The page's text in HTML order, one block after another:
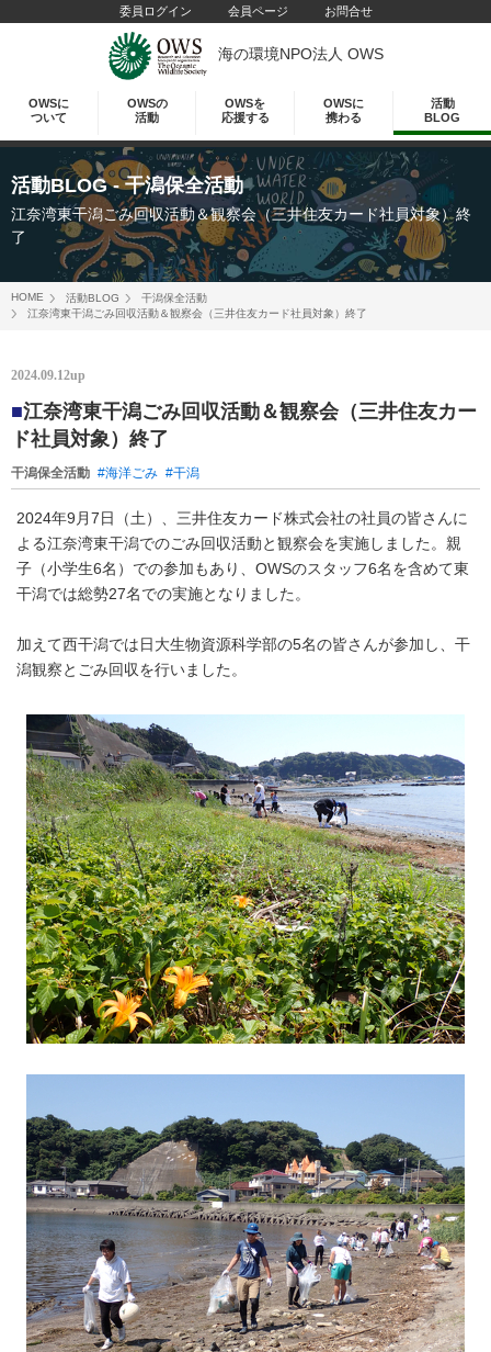
委員ログイン 会員ページ お問合せ
海の環境NPO法人 OWS
OWSに
ついて
OWSの
活動
OWSを
応援する
OWSに
携わる
活動
BLOG
活動BLOG- 干潟保全活動
江奈湾東干潟ごみ回収活動＆観察会（三井住友カード社員対象）終
了
HOME 活動BLOG
干潟保全活動
江奈湾東干潟ごみ回収活動＆観察会（三井住友カード社員対象）終了
2024.09.12up
■江奈湾東干潟ごみ回収活動＆観察会（三井住友カー
ド社員対象）終了
干潟保全活動 #海洋ごみ #干潟
2024年9月7日（土）、三井住友カード株式会社の社員の皆さんに
よる江奈湾東干潟でのごみ回収活動と観察会を実施しました。親
子（小学生6名）での参加もあり、OWSのスタッフ6名を含めて東
干潟では総勢27名での実施となりました。
加えて西干潟では日大生物資源科学部の5名の皆さんが参加し、干
潟観察とごみ回収を行いました。